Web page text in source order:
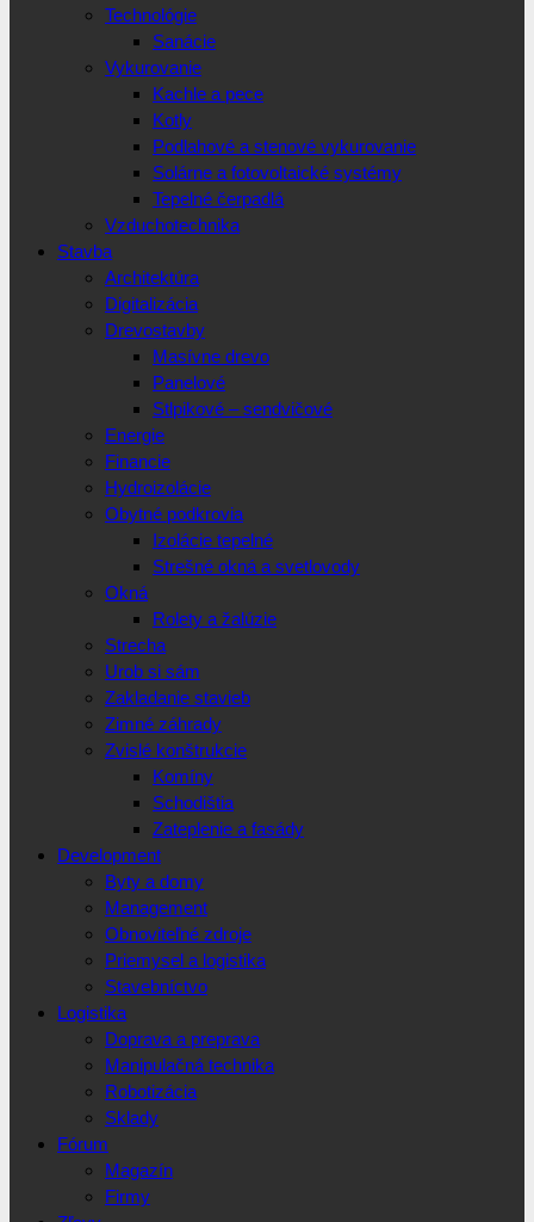
Technológie
Sanácie
Vykurovanie
Kachle a pece
Kotly
Podlahové a stenové vykurovanie
Solárne a fotovoltaické systémy
Tepelné čerpadlá
Vzduchotechnika
Stavba
Architektúra
Digitalizácia
Drevostavby
Masívne drevo
Panelové
Stlpikové – sendvičové
Energie
Financie
Hydroizolácie
Obytné podkrovia
Izolácie tepelné
Strešné okná a svetlovody
Okná
Rolety a žalúzie
Strecha
Urob si sám
Zakladanie stavieb
Zimné záhrady
Zvislé konštrukcie
Komíny
Schodištia
Zateplenie a fasády
Development
Byty a domy
Management
Obnoviteľné zdroje
Priemysel a logistika
Stavebníctvo
Logistika
Doprava a preprava
Manipulačná technika
Robotizácia
Sklady
Fórum
Magazín
Firmy